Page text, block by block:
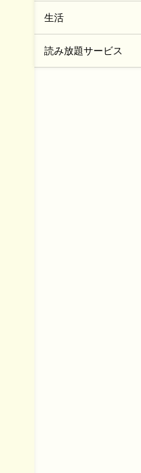
生活
読み放題サービス